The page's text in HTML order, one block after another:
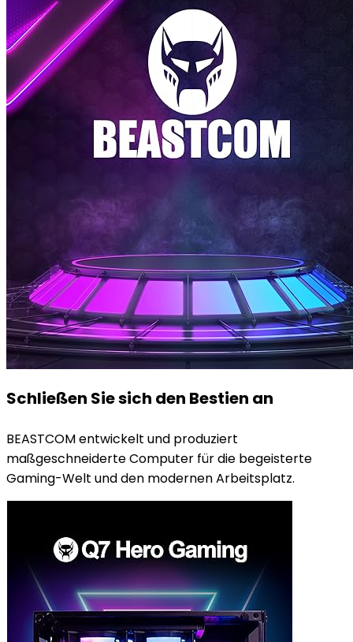
Schließen Sie sich den Bestien an
BEASTCOM entwickelt und produziert
maßgeschneiderte Computer für die begeisterte
Gaming-Welt und den modernen Arbeitsplatz.